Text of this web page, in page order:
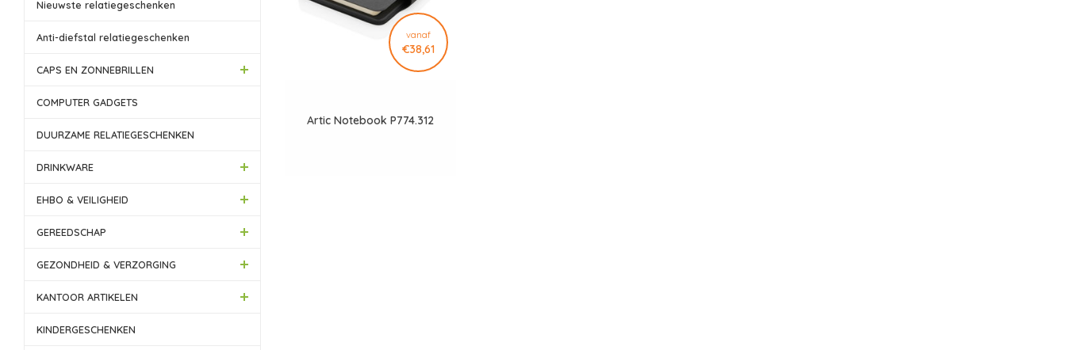
Nieuwste relatiegeschenken
Anti-diefstal relatiegeschenken
CAPS EN ZONNEBRILLEN
COMPUTER GADGETS
DUURZAME RELATIEGESCHENKEN
DRINKWARE
EHBO & VEILIGHEID
GEREEDSCHAP
GEZONDHEID & VERZORGING
KANTOOR ARTIKELEN
KINDERGESCHENKEN
vanaf
€38,61
Artic Notebook P774.312